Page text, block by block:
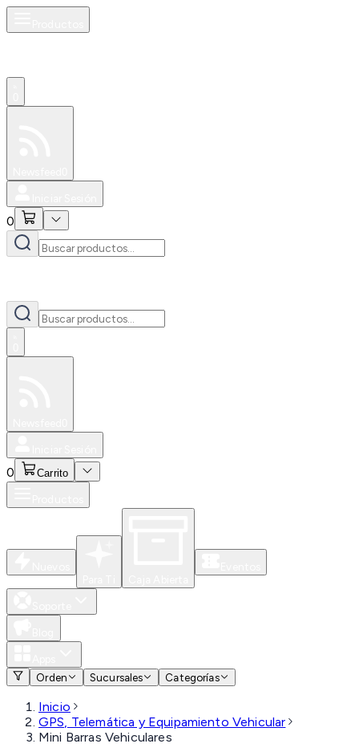
0
0 Carrito
Orden
Sucursales Categorías
Inicio
GPS, Telemática y Equipamiento Vehicular
Mini Barras Vehiculares